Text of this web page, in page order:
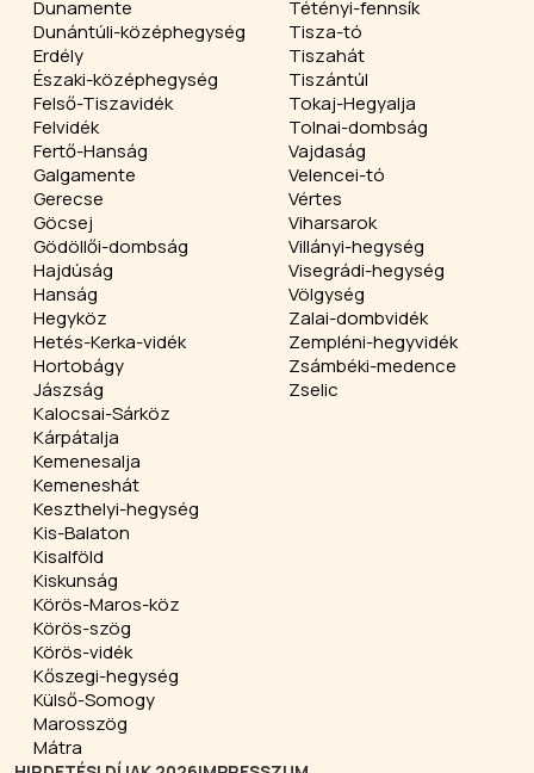
Dunamente
Dunántúli-középhegység
Erdély
Északi-középhegység
Felső-Tiszavidék
Felvidék
Fertő-Hanság
Galgamente
Gerecse
Göcsej
Gödöllői-dombság
Hajdúság
Hanság
Hegyköz
Hetés-Kerka-vidék
Hortobágy
Jászság
Kalocsai-Sárköz
Kárpátalja
Kemenesalja
Kemeneshát
Keszthelyi-hegység
Kis-Balaton
Kisalföld
Kiskunság
Körös-Maros-köz
Körös-szög
Körös-vidék
Kőszegi-hegység
Külső-Somogy
Marosszög
Mátra
Tétényi-fennsík
Tisza-tó
Tiszahát
Tiszántúl
Tokaj-Hegyalja
Tolnai-dombság
Vajdaság
Velencei-tó
Vértes
Viharsarok
Villányi-hegység
Visegrádi-hegység
Völgység
Zalai-dombvidék
Zempléni-hegyvidék
Zsámbéki-medence
Zselic